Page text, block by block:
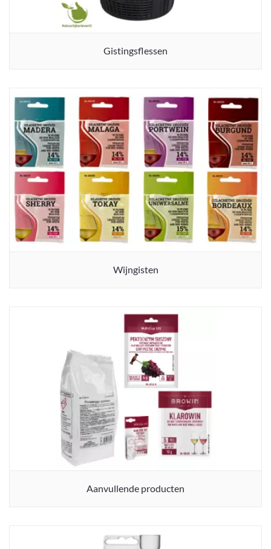
Gistingsflessen
Wijngisten
Aanvullende producten